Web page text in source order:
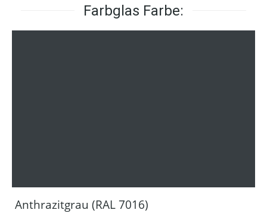
Farbglas Farbe:
Anthrazitgrau (RAL 7016)